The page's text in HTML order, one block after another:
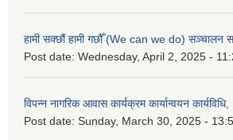
हामी सक्छौं हामी गछौँ (We can we do) सञ्चालन
Post date: Wednesday, April 2, 2025 -
विपन्न नागरिक आवास कार्यक्रम कार्यान्वयन
Post date: Sunday, March 30, 2025 -